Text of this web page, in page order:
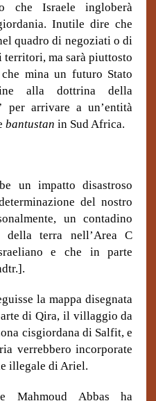
che Israele ingloberà
Inutile dire che
quadro di negoziati o di
territori, ma sarà piuttosto
mina un futuro Stato
alla dottrina della
per arrivare a un’entità
bantustan in Sud Africa.
un impatto disastroso
del nostro
un contadino
della terra nell’Area C
e che in parte
la mappa disegnata
di Qira, il villaggio da
cisgiordana di Salfit, e
verrebbero incorporate
illegale di Ariel.
Mahmoud Abbas ha